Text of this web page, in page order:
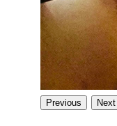
Previous Next